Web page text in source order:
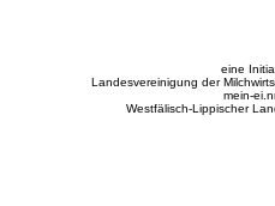
eine
Landesvereinigung der
mein-
Westfälisch-Lippischer